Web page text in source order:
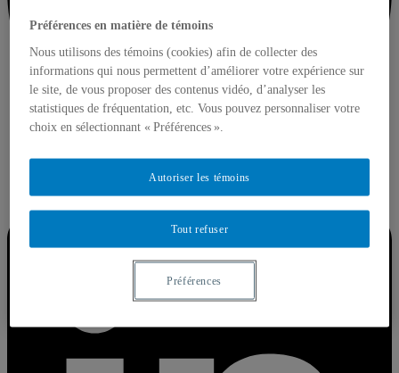
Préférences en matière de témoins
Nous utilisons des témoins (cookies) afin de collecter des
informations qui nous permettent d’améliorer votre expérience sur
le site, de vous proposer des contenus vidéo, d’analyser les
statistiques de fréquentation, etc. Vous pouvez personnaliser votre
choix en sélectionnant « Préférences ».
Tout refuser
Autoriser les témoins
Préférences